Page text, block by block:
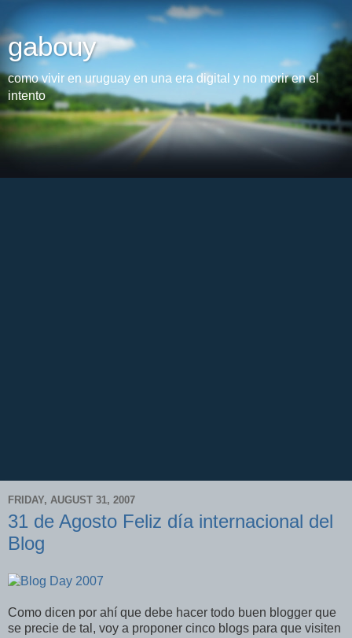
gabouy
como vivir en uruguay en una era digital y no morir en el
intento
FRIDAY, AUGUST 31, 2007
31 de Agosto Feliz día internacional del
Blog
Como dicen por ahí que debe hacer todo buen blogger que
se precie de tal, voy a proponer cinco blogs para que visiten